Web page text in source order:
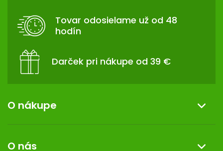
Tovar odosielame už od 48
hodín
Darček pri nákupe od 39 €
O nákupe
O nás